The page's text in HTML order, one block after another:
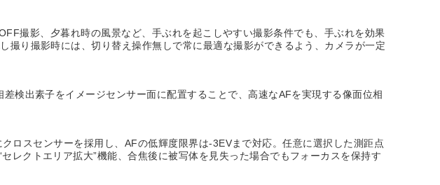
撮影、夕暮れ時の風景など、手ぶれを起こしやすい撮影条件でも、手ぶれを効果
り撮影時には、切り替え操作無しで常に最適な撮影ができるよう、カメラが一定
検出素子をイメージセンサー面に配置することで、高速なAFを実現する像面位相
ロスセンサーを採用し、AFの低輝度限界は-3EVまで対応。任意に選択した測距点
レクトエリア拡大”機能、合焦後に被写体を見失った場合でもフォーカスを保持す